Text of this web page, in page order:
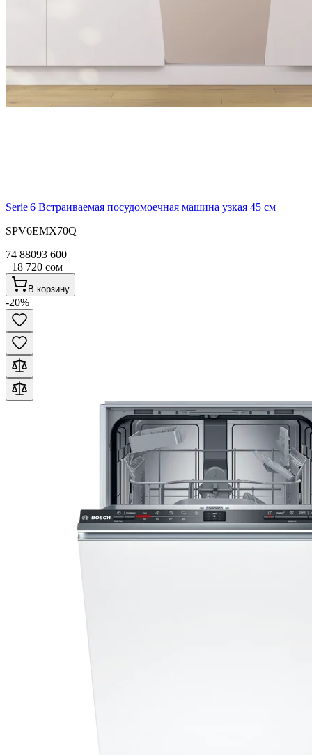
Serie|6 Встраиваемая посудомоечная машина узкая 45 см
SPV6EMX70Q
74 88093 600
−18 720 сом
В корзину
-20%